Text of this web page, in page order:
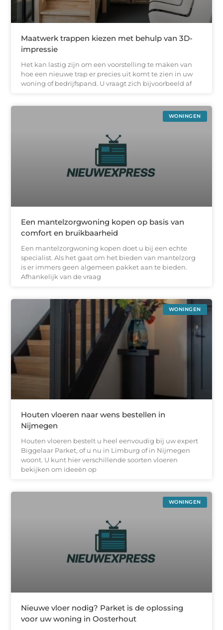
Maatwerk trappen kiezen met behulp van 3D-
impressie
Het kan lastig zijn om een voorstelling te maken van
hoe een nieuwe trap er precies uit komt te zien in uw
woning of bedrijfspand. U vraagt zich bijvoorbeeld af
WONINGEN
Een mantelzorgwoning kopen op basis van
comfort en bruikbaarheid
Een mantelzorgwoning kopen doet u bij een echte
specialist. Als het gaat om het bieden van mantelzorg
is er immers geen algemeen pakket aan te bieden.
Afhankelijk van de vraag
WONINGEN
Houten vloeren naar wens bestellen in
Nijmegen
Houten vloeren bestelt u heel eenvoudig bij uw expert
Biggelaar Parket, of u nu in Limburg of in Nijmegen
woont. U kunt hier verschillende soorten vloeren
bekijken om ideeën op
WONINGEN
Nieuwe vloer nodig? Parket is de oplossing
voor uw woning in Oosterhout